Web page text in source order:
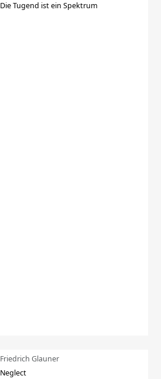
Die Tugend ist ein Spektrum
Friedrich Glauner
Neglect